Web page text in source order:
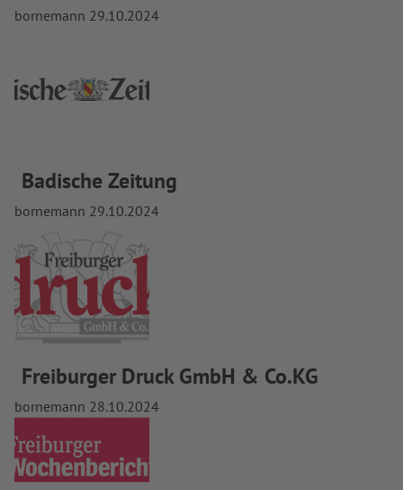
bornemann 29.10.2024
Badische Zeitung
bornemann 29.10.2024
Freiburger Druck GmbH & Co.KG
bornemann 28.10.2024